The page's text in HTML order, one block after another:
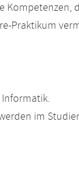
Praktikum
im